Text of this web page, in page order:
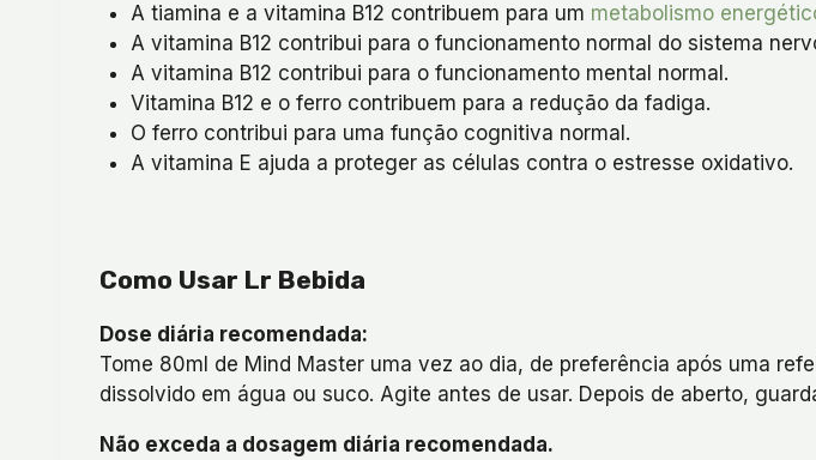
A tiamina e a vitamina B12 contribuem para um metabolismo
A vitamina B12 contribui para o funcionamento normal do sistema
A vitamina B12 contribui para o funcionamento mental normal.
Vitamina B12 e o ferro contribuem para a redução da fadiga.
O ferro contribui para uma função cognitiva normal.
A vitamina E ajuda a proteger as células contra o estresse oxidativo.
Como Usar Lr Bebida
Dose diária recomendada:
Tome 80ml de Mind Master uma vez ao dia, de preferência após uma
dissolvido em água ou suco. Agite antes de usar. Depois de aberto,
Não exceda a dosagem diária recomendada.